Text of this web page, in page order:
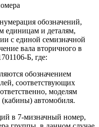
обозначений,
единицам и деталям,
с единой семизначной
вала вторичного в
Б, где:
обозначением
соответствующих
моделям
(кабины) автомобиля.
в 7-мизначный номер,